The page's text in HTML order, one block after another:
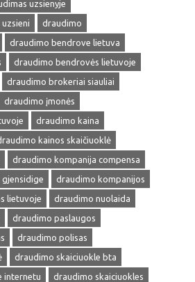
uzsienyje
draudimo
draudimo bendrove lietuva
draudimo bendrovės lietuvoje
draudimo brokeriai siauliai
draudimo įmonės
draudimo kaina
kainos skaičiuoklė
draudimo kompanija compensa
draudimo kompanijos
lietuvoje
draudimo nuolaida
draudimo paslaugos
draudimo polisas
draudimo skaiciuokle bta
internetu
draudimo skaiciuokles